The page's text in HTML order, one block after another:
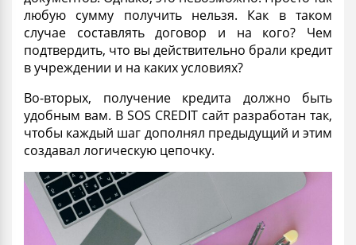
любую сумму получить нельзя. Как в таком
случае составлять договор и на кого? Чем
подтвердить, что вы действительно брали кредит
в учреждении и на каких условиях?
Во-вторых, получение кредита должно быть
удобным вам. В SOS CREDIT сайт разработан так,
чтобы каждый шаг дополнял предыдущий и этим
создавал логическую цепочку.